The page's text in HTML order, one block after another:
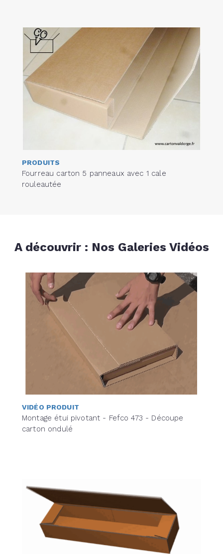
PRODUITS
Fourreau carton 5 panneaux avec 1 cale
rouleautée
A découvrir : Nos Galeries Vidéos
VIDÉO PRODUIT
Montage étui pivotant - Fefco 473 - Découpe
carton ondulé